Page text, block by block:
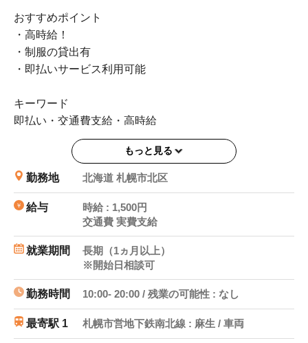
おすすめポイント
・高時給！
・制服の貸出有
・即払いサービス利用可能
キーワード
即払い・交通費支給・高時給
もっと見る
勤務地 北海道 札幌市北区
給与
時給 : 1,500円
交通費 実費支給
就業期間
長期（1ヵ月以上）
※開始日相談可
勤務時間 10:00- 20:00 / 残業の可能性 : なし
最寄駅 1 札幌市営地下鉄南北線 : 麻生 / 車両